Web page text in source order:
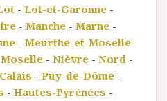
- Lot-et-Garonne -
- Manche - Marne -
- Meurthe-et-Moselle
Moselle - Nièvre - Nord -
- Puy-de-Dôme -
- Hautes-Pyrénées -